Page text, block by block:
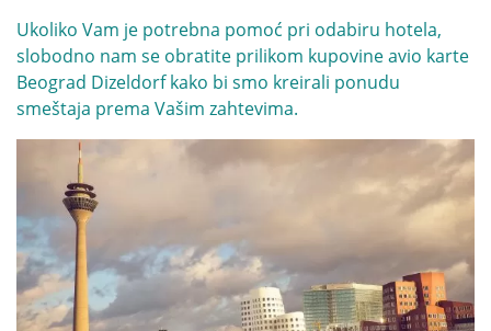
Ukoliko Vam je potrebna pomoć pri odabiru hotela,
slobodno nam se obratite prilikom kupovine avio karte
Beograd Dizeldorf kako bi smo kreirali ponudu
smeštaja prema Vašim zahtevima.